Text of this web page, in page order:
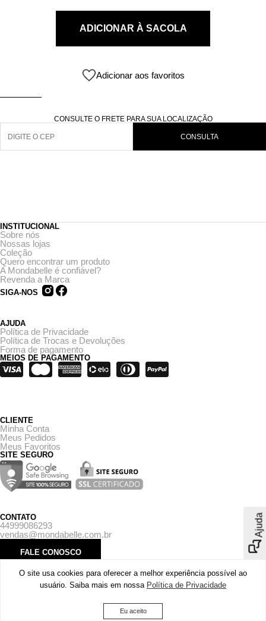
Ajuda
ADICIONAR À SACOLA
Adicionar aos favoritos
CONSULTE O FRETE PARA SUA LOCALIZAÇÃO
CONSULTA
INSTITUCIONAL
Sobre nós
Nossas lojas
Coleção
Quero encontrar um produto
A Mondabelle é confiável?
Revenda a Marca
SIGA-NOS
AJUDA
Política de Privacidade
Política de Trocas e Devoluções
Forma de pagamento
MEIOS DE PAGAMENTO
CLIENTE
Minha Conta
Meus Pedidos
Meus Favoritos
SITE SEGURO
CONTATO
44999086293
vendas@mondabelle.com.br
FALE CONOSCO
Eu aceito
O site usa cookies para oferecer a melhor experiência possível ao
usuário. Saiba mais em nossa Política de Privacidade